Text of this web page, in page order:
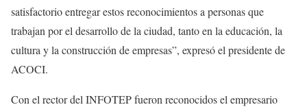
satisfactorio entregar estos reconocimientos a personas que
trabajan por el desarrollo de la ciudad, tanto en la educación, la
cultura y la construcción de empresas”, expresó el presidente de
ACOCI.
Con el rector del INFOTEP fueron reconocidos el empresario